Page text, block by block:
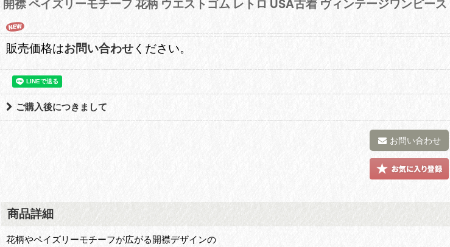
開襟 ペイズリーモチーフ 花柄 ウエストゴム レトロ USA古着 ヴィンテージワンピース
販売価格はお問い合わせ ください。
ご購入後につきまして
お問い合わせ
商品詳細
花柄やペイズリーモチーフが広がる開襟デザインの